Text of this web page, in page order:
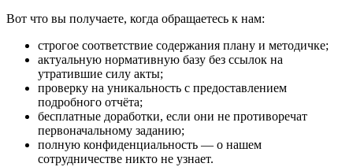
Вот что вы получаете, когда обращаетесь к нам:
строгое соответствие содержания плану и методичке;
актуальную нормативную базу без ссылок на
утратившие силу акты;
проверку на уникальность с предоставлением
подробного отчёта;
бесплатные доработки, если они не противоречат
первоначальному заданию;
полную конфиденциальность — о нашем
сотрудничестве никто не узнает.